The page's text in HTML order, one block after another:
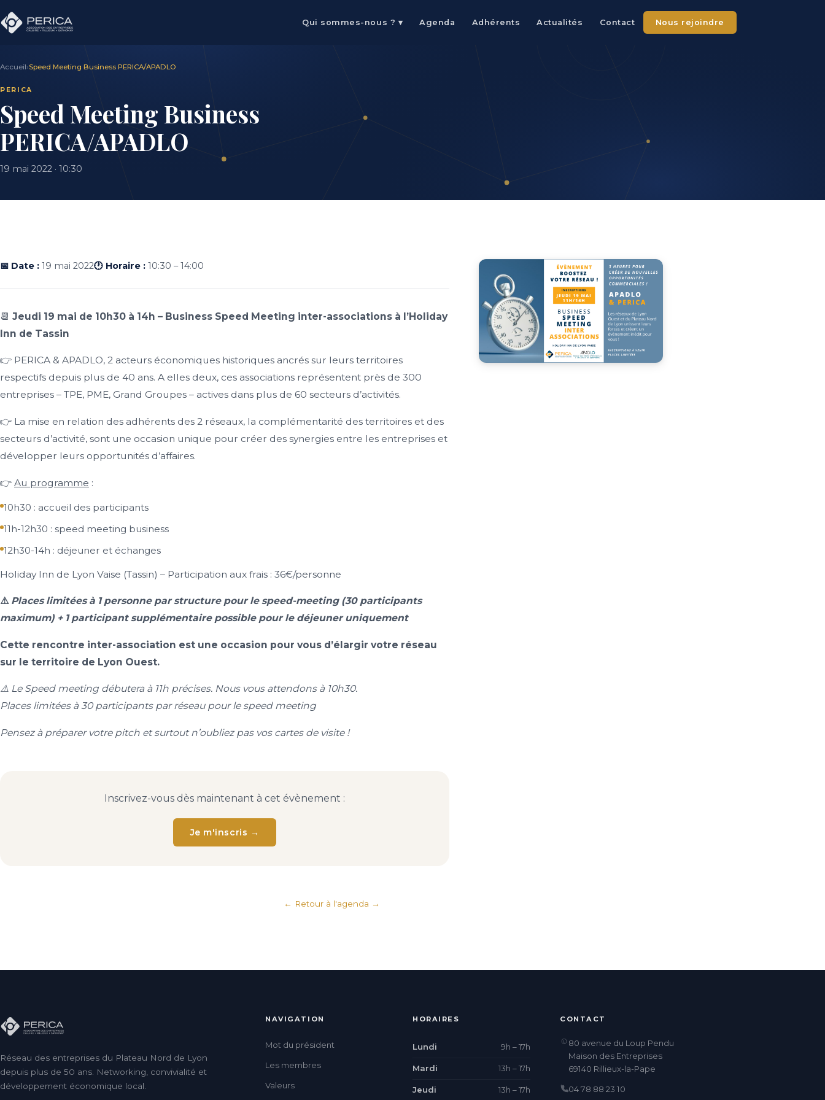
Qui sommes-nous ? ▾ Agenda Adhérents Actualités Contact Nous rejoindre
Accueil›Speed Meeting Business PERICA/APADLO
PERICA
Speed Meeting Business
PERICA/APADLO
19 mai 2022 · 10:30
📅 Date : 19 mai 2022🕐 Horaire : 10:30 – 14:00
📆 Jeudi 19 mai de 10h30 à 14h – Business Speed Meeting inter-associations à l’Holiday
Inn de Tassin
👉 PERICA & APADLO, 2 acteurs économiques historiques ancrés sur leurs territoires
respectifs depuis plus de 40 ans. A elles deux, ces associations représentent près de 300
entreprises – TPE, PME, Grand Groupes – actives dans plus de 60 secteurs d’activités.
👉 La mise en relation des adhérents des 2 réseaux, la complémentarité des territoires et des
secteurs d’activité, sont une occasion unique pour créer des synergies entre les entreprises et
développer leurs opportunités d’affaires.
👉 Au programme :
10h30 : accueil des participants
11h-12h30 : speed meeting business
12h30-14h : déjeuner et échanges
Holiday Inn de Lyon Vaise (Tassin) – Participation aux frais : 36€/personne
⚠️Places limitées à 1 personne par structure pour le speed-meeting (30 participants
maximum) + 1 participant supplémentaire possible pour le déjeuner uniquement
Cette rencontre inter-association est une occasion pour vous d’élargir votre réseau
sur le territoire de Lyon Ouest.
⚠️ Le Speed meeting débutera à 11h précises. Nous vous attendons à 10h30.
Places limitées à 30 participants par réseau pour le speed meeting
Pensez à préparer votre pitch et surtout n’oubliez pas vos cartes de visite !
Inscrivez-vous dès maintenant à cet évènement :
Je m'inscris →
← Retour à l'agenda
Réseau des entreprises du Plateau Nord de Lyon
depuis plus de 50 ans. Networking, convivialité et
développement économique local.
NAVIGATION
Mot du président
Les membres
Valeurs
HORAIRES
Lundi 9h – 17h
Mardi 13h – 17h
Jeudi 13h – 17h
CONTACT
80 avenue du Loup Pendu
Maison des Entreprises
69140 Rillieux-la-Pape
04 78 88 23 10